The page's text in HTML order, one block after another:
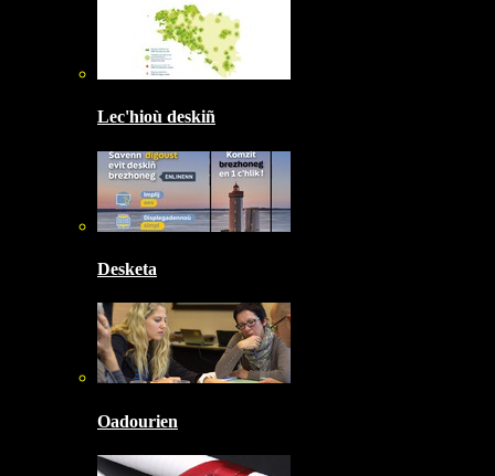
Lec'hioù deskiñ
Desketa
Oadourien